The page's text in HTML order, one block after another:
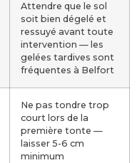
Attendre que le sol
soit bien dégelé et
ressuyé avant toute
intervention — les
gelées tardives sont
fréquentes à Belfort
Ne pas tondre trop
court lors de la
première tonte —
laisser 5-6 cm
minimum